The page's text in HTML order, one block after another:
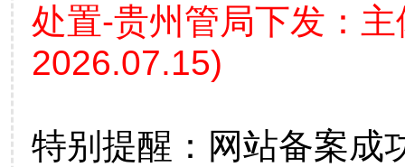
处置-贵州管局下发：
2026.07.15)
特别提醒：网站备案成